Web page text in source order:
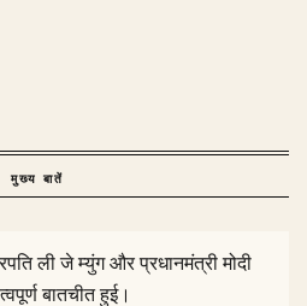
मुख्य बातें
ली जे म्युंग और प्रधानमंत्री मोदी
बातचीत हुई।